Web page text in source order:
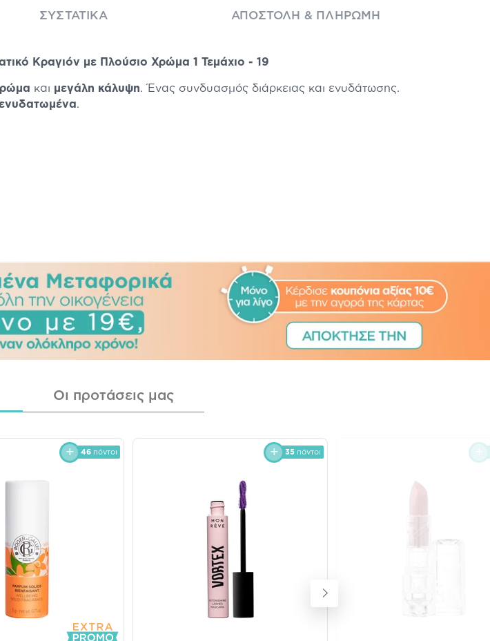
ΣΥΣΤΑΤΙΚΆ ΑΠΟΣΤΟΛΉ & ΠΛΗΡΩΜΉ
Κραγιόν με Πλούσιο Χρώμα 1 Τεμάχιο - 19
και μεγάλη κάλυψη. Ένας συνδυασμός διάρκειας και ενυδάτωσης.
.
Οι προτάσεις μας
46 πόντοι 35 πόντοι